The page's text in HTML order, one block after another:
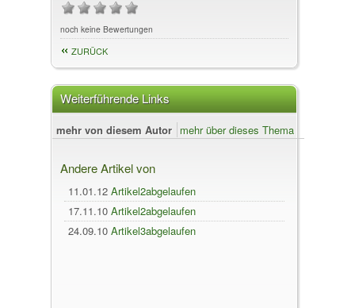
noch keine Bewertungen
ZURÜCK
Weiterführende Links
mehr von diesem Autor mehr über dieses Thema
Andere Artikel von
11.01.12 Artikel2abgelaufen
17.11.10 Artikel2abgelaufen
24.09.10 Artikel3abgelaufen